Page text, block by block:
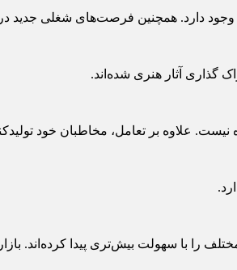
وجود دارد. همچنین فرصت‌های شغلی جدید
گذاری آثار هنری شده‌اند.
علاوه بر تعامل، مخاطبان خود
را با سهولت بیش‌تری پیدا کرده‌اند.